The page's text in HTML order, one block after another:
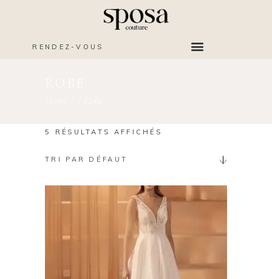
RENDEZ-VOUS
5 RÉSULTATS AFFICHÉS
TRI PAR DÉFAUT